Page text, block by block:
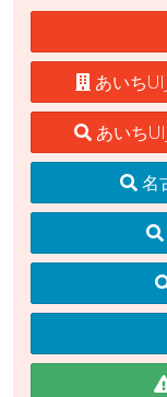
あいち
あいち
名